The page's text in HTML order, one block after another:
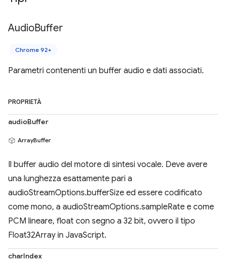
AudioBuffer
Chrome 92+
Parametri contenenti un buffer audio e dati associati.
PROPRIETÀ
audioBuffer
ArrayBuffer
Il buffer audio del motore di sintesi vocale. Deve avere
una lunghezza esattamente pari a
audioStreamOptions.bufferSize ed essere codificato
come mono, a audioStreamOptions.sampleRate e come
PCM lineare, float con segno a 32 bit, ovvero il tipo
Float32Array in JavaScript.
charIndex